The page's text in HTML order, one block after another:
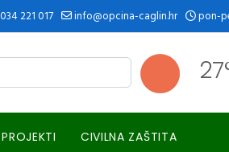
034 221 017 info@opcina-caglin.hr pon-
PROJEKTI CIVILNA ZAŠTITA